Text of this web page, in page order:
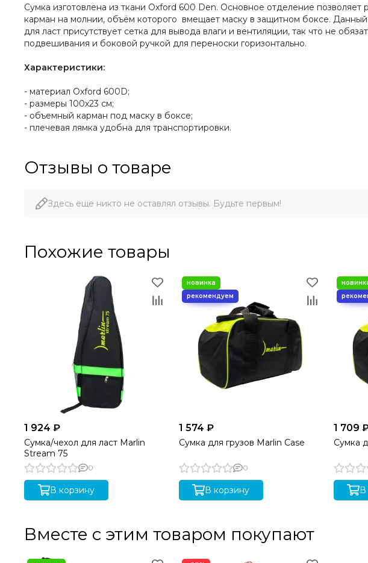
Сумка изготовлена из ткани Oxford 600 Den. Основное отделение
карман на молнии, объём которого вмещает маску в защитном боксе.
для ласт присутствует сетка для вывода влаги и вентиляции, так что не
подвешивания и боковой ручкой для переноски горизонтально.
Характеристики:
- материал Oxford 600D;
- размеры 100х23 см;
- объемный карман под маску в боксе;
- плечевая лямка удобна для транспортировки.
Отзывы о товаре
Здесь еще никто не оставлял отзывы. Будьте первым!
Похожие товары
1 924 ₽
Сумка/чехол для ласт Marlin
Stream 75
0
В корзину
1 574 ₽
Сумка для грузов Marlin Case
0
В корзину
1 709
Сумка
В
Вместе с этим товаром покупают